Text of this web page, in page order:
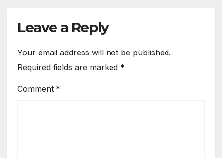
Leave a Reply
Your email address will not be published.
Required fields are marked *
Comment *